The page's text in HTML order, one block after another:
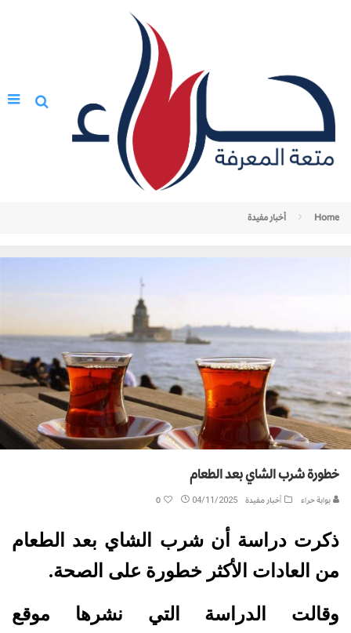
Home أخبار مفيدة
خطورة شرب الشاي بعد الطعام
بوابة حراء أخبار مفيدة 04/11/2025
0
ذكرت دراسة أن شرب الشاي بعد الطعام
من العادات الأكثر خطورة على الصحة.
وقالت الدراسة التي نشرها موقع